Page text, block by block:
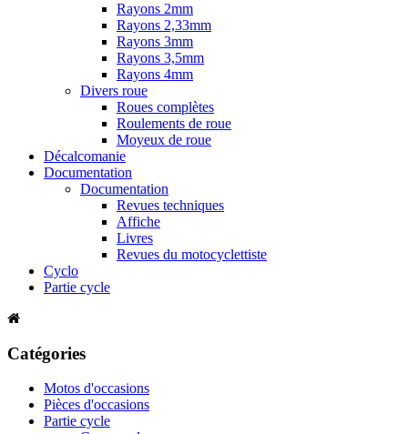
Rayons 2mm
Rayons 2,33mm
Rayons 3mm
Rayons 3,5mm
Rayons 4mm
Divers roue
Roues complètes
Roulements de roue
Moyeux de roue
Décalcomanie
Documentation
Documentation
Revues techniques
Affiche
Livres
Revues du motocyclettiste
Cyclo
Partie cycle
Catégories
Motos d'occasions
Pièces d'occasions
Partie cycle